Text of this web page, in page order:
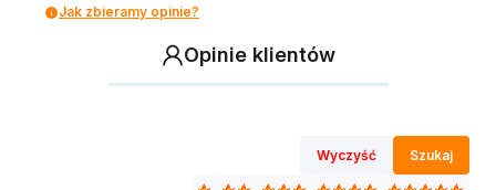
Jak zbieramy opinie?
Opinie klientów
Wyczyść Szukaj